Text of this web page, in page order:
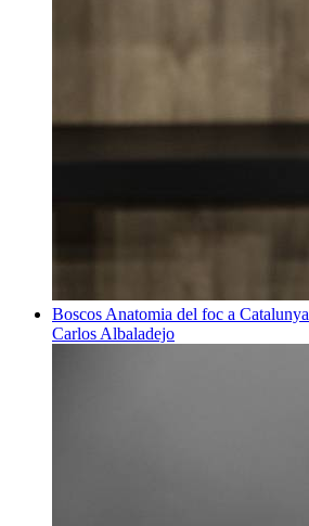
Boscos Anatomia del foc a Catalunya
Carlos Albaladejo